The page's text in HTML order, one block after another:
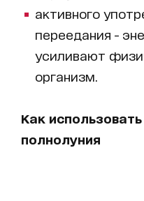
активного
переедания -
усиливают
организм.
Как
полнолуния